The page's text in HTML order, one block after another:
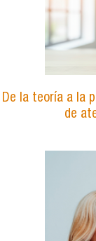
De la teoría a la
de